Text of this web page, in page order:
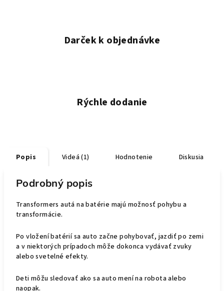
Darček k objednávke
Rýchle dodanie
Popis Videá (1) Hodnotenie Diskusia
Podrobný popis
Transformers autá na batérie majú možnosť pohybu a
transformácie.
Po vložení batérií sa auto začne pohybovať, jazdiť po zemi
a v niektorých prípadoch môže dokonca vydávať zvuky
alebo svetelné efekty.
Deti môžu sledovať ako sa auto mení na robota alebo
naopak.